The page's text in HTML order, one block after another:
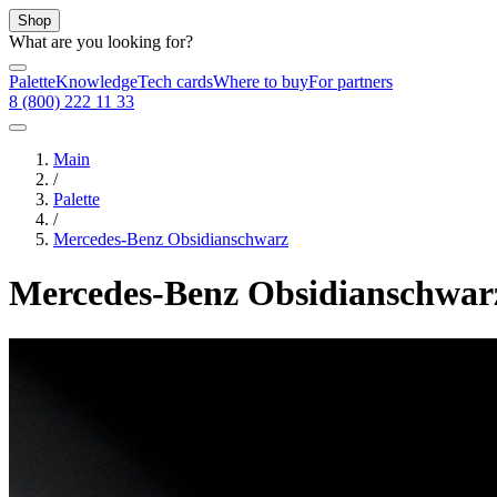
Shop
What are you looking for?
PaletteKnowledgeTech cardsWhere to buyFor partners
8 (800) 222 11 33
Main
/
Palette
/
Mercedes-Benz Obsidianschwarz
Mercedes-Benz